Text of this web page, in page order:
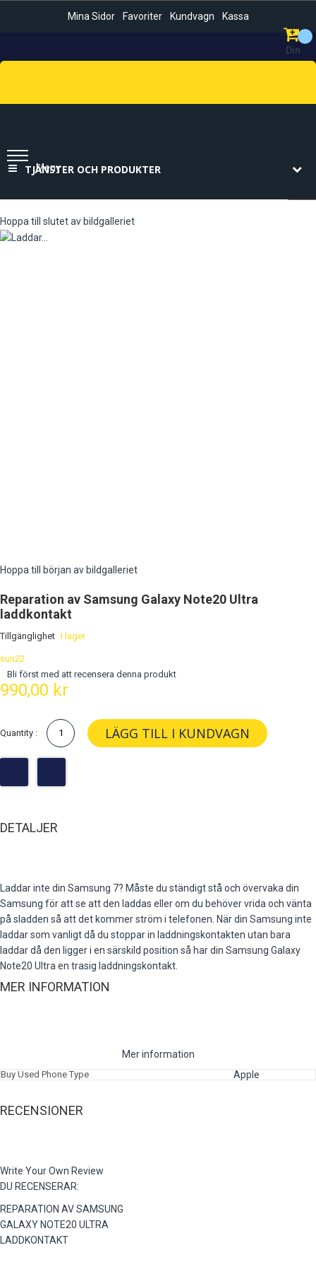
Mina Sidor Favoriter Kundvagn Kassa
Din
Kundvagn
Sök
TJÄNSTER OCH PRODUKTER
Meny
Hoppa till slutet av bildgalleriet
Hoppa till början av bildgalleriet
Reparation av Samsung Galaxy Note20 Ultra
laddkontakt
Tillgänglighet I lager
sun22
Bli först med att recensera denna produkt
990,00 kr
Quantity : LÄGG TILL I KUNDVAGN
DETALJER
Laddar inte din Samsung 7? Måste du ständigt stå och övervaka din
Samsung för att se att den laddas eller om du behöver vrida och vänta
på sladden så att det kommer ström i telefonen. När din Samsung inte
laddar som vanligt då du stoppar in laddningskontakten utan bara
laddar då den ligger i en särskild position så har din Samsung Galaxy
Note20 Ultra en trasig laddningskontakt.
MER INFORMATION
Mer information
Buy Used Phone Type Apple
RECENSIONER
Write Your Own Review
DU RECENSERAR:
REPARATION AV SAMSUNG
GALAXY NOTE20 ULTRA
LADDKONTAKT